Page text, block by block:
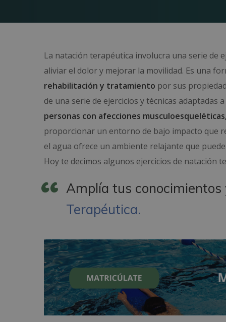
La natación terapéutica involucra una serie de
aliviar el dolor y mejorar la movilidad. Es una
rehabilitación y tratamiento por sus
de una serie de ejercicios y técnicas adaptadas
personas con afecciones
proporcionar un entorno de bajo impacto que
el agua ofrece un ambiente relajante que puede
Hoy te decimos algunos ejercicios de natación
Amplía tus
Terapéutica.